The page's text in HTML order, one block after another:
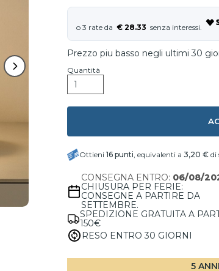
€ 28.33
Prezzo piu basso negli ultimi 30
Quantità
Ottieni 16 punti, equivalenti a 3,20 € di
CONSEGNA ENTRO: 06/08/
CHIUSURA PER FERIE:
CONSEGNE A PARTIRE DA
SETTEMBRE.
SPEDIZIONE GRATUITA A
150€
RESO ENTRO 30 GIORNI
5